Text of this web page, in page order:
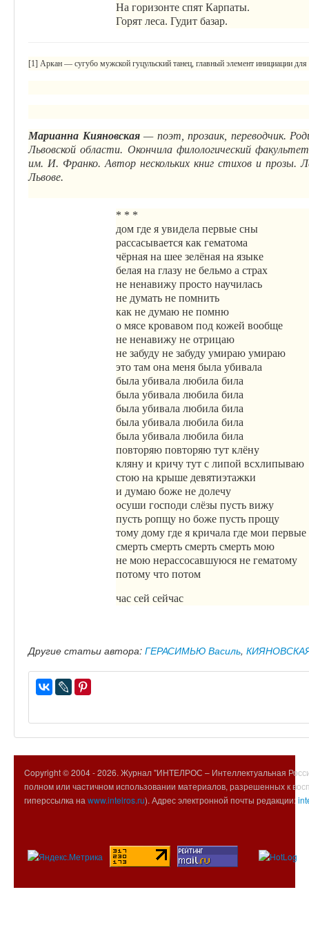
На горизонте спят Карпаты.
Горят леса. Гудит базар.
[1] Аркан — сугубо мужской гуцульский танец, главный элемент инициации для
Марианна Кияновская— поэт, прозаик, переводчик.
Львовской области. Окончила филологический
им. И. Франко. Автор нескольких книг стихов и
Львове.
* * *
дом где я увидела первые сны
рассасывается как гематома
чёрная на шее зелёная на языке
белая на глазу не бельмо а страх
не ненавижу просто научилась
не думать не помнить
как не думаю не помню
о мясе кровавом под кожей вообще
не ненавижу не отрицаю
не забуду не забуду умираю умираю
это там она меня была убивала
была убивала любила била
была убивала любила била
была убивала любила била
была убивала любила била
была убивала любила била
повторяю повторяю тут клёну
кляну и кричу тут с липой всхлипываю
стою на крыше девятиэтажки
и думаю боже не долечу
осуши господи слёзы пусть вижу
пусть ропщу но боже пусть прощу
тому дому где я кричала где мои
смерть смерть смерть смерть мою
не мою нерассосавшуюся не гематому
потому что потом
час сей сейчас
Другие статьи автора: ГЕРАСИМЬЮ Василь,
Copyright © 2004 -2026. Журнал "ИНТЕЛРОС – Интеллектуальная
полном или частичном использовании материалов, разрешенных к
гиперссылка на www.intelros.ru). Адрес электронной почты редакции: